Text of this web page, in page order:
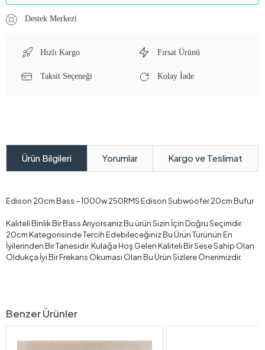
Destek Merkezi
Hızlı Kargo Fırsat Ürünü
Taksit Seçeneği Kolay İade
Ürün Bilgileri Yorumlar Kargo ve Teslimat
Edison 20cm Bass – 1000w 250RMS Edison Subwoofer 20cm Bufur
Kaliteli Binlik Bir Bass Arıyorsanız Bu ürün Sizin İçin Doğru Seçimdir.
20cm Kategorisinde Tercih Edebileceğiniz Bu Ürün Türünün En
İyilerinden Bir Tanesidir. Kulağa Hoş Gelen Kaliteli Bir Sese Sahip Olan
Oldukça İyi Bir Frekans Okuması Olan Bu Ürün Sizlere Önerimizdir.
Benzer Ürünler